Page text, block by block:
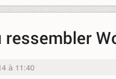
ressembler
à 11:40